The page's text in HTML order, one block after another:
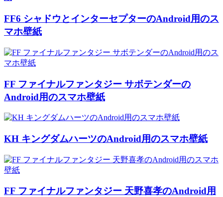
FF6 シャドウとインターセプターのAndroid用のス
マホ壁紙
FF ファイナルファンタジー サボテンダーの
Android用のスマホ壁紙
KH キングダムハーツのAndroid用のスマホ壁紙
FF ファイナルファンタジー 天野喜孝のAndroid用